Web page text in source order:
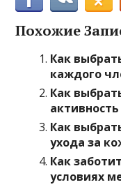
Похожие
Как
каждого
Как
Как
ухода за
Как
условиях